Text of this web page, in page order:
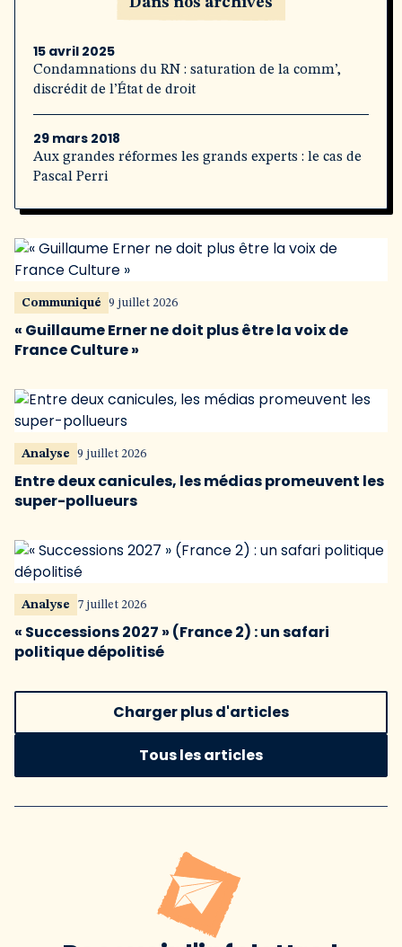
15 avril 2025
Condamnations du RN : saturation de la comm’,
discrédit de l’État de droit
29 mars 2018
Aux grandes réformes les grands experts : le cas de
Pascal Perri
Communiqué 9 juillet 2026
« Guillaume Erner ne doit plus être la voix de
France Culture »
Analyse 9 juillet 2026
Entre deux canicules, les médias promeuvent les
super-pollueurs
Analyse 7 juillet 2026
« Successions 2027 » (France 2) : un safari
politique dépolitisé
Charger plus d'articles
Tous les articles